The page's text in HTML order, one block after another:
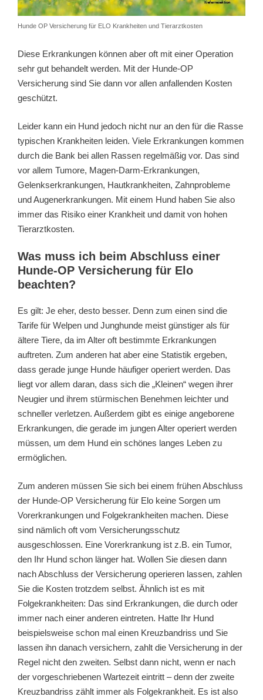
Hunde OP Versicherung für ELO Krankheiten und Tierarztkosten
Diese Erkrankungen können aber oft mit einer Operation
sehr gut behandelt werden. Mit der Hunde-OP
Versicherung sind Sie dann vor allen anfallenden Kosten
geschützt.
Leider kann ein Hund jedoch nicht nur an den für die Rasse
typischen Krankheiten leiden. Viele Erkrankungen kommen
durch die Bank bei allen Rassen regelmäßig vor. Das sind
vor allem Tumore, Magen-Darm-Erkrankungen,
Gelenkserkrankungen, Hautkrankheiten, Zahnprobleme
und Augenerkrankungen. Mit einem Hund haben Sie also
immer das Risiko einer Krankheit und damit von hohen
Tierarztkosten.
Was muss ich beim Abschluss einer
Hunde-OP Versicherung für Elo
beachten?
Es gilt: Je eher, desto besser. Denn zum einen sind die
Tarife für Welpen und Junghunde meist günstiger als für
ältere Tiere, da im Alter oft bestimmte Erkrankungen
auftreten. Zum anderen hat aber eine Statistik ergeben,
dass gerade junge Hunde häufiger operiert werden. Das
liegt vor allem daran, dass sich die „Kleinen“ wegen ihrer
Neugier und ihrem stürmischen Benehmen leichter und
schneller verletzen. Außerdem gibt es einige angeborene
Erkrankungen, die gerade im jungen Alter operiert werden
müssen, um dem Hund ein schönes langes Leben zu
ermöglichen.
Zum anderen müssen Sie sich bei einem frühen Abschluss
der Hunde-OP Versicherung für Elo keine Sorgen um
Vorerkrankungen und Folgekrankheiten machen. Diese
sind nämlich oft vom Versicherungsschutz
ausgeschlossen. Eine Vorerkrankung ist z.B. ein Tumor,
den Ihr Hund schon länger hat. Wollen Sie diesen dann
nach Abschluss der Versicherung operieren lassen, zahlen
Sie die Kosten trotzdem selbst. Ähnlich ist es mit
Folgekrankheiten: Das sind Erkrankungen, die durch oder
immer nach einer anderen eintreten. Hatte Ihr Hund
beispielsweise schon mal einen Kreuzbandriss und Sie
lassen ihn danach versichern, zahlt die Versicherung in der
Regel nicht den zweiten. Selbst dann nicht, wenn er nach
der vorgeschriebenen Wartezeit eintritt – denn der zweite
Kreuzbandriss zählt immer als Folgekrankheit. Es ist also